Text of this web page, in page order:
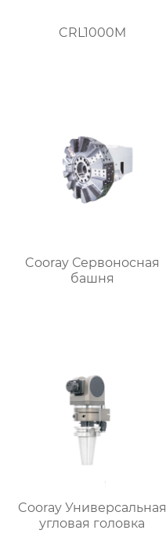
CRL1000M
Cooray Сервоносная
башня
Cooray Универсальная
угловая головка